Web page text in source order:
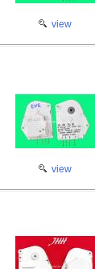
view
view